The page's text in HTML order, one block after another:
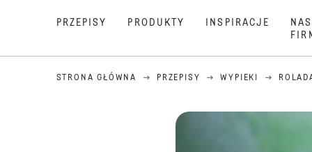
PRZEPISY PRODUKTY INSPIRACJE
STRONA GŁÓWNA PRZEPISY WYPIEKI